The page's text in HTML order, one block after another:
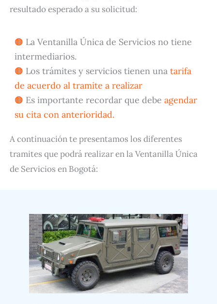
resultado esperado a su solicitud:
La Ventanilla Única de Servicios no tiene
intermediarios.
Los trámites y servicios tienen una tarifa
de acuerdo al tramite a realizar
Es importante recordar que debe agendar
su cita con anterioridad.
A continuación te presentamos los diferentes
tramites que podrá realizar en la Ventanilla Única
de Servicios en Bogotá: